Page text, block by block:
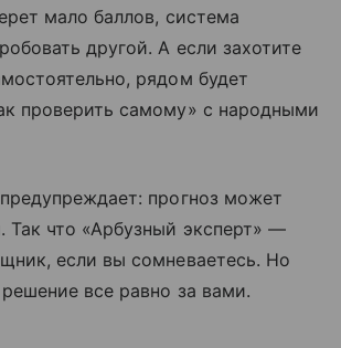
мало баллов, система
другой. А если захотите
рядом будет
проверить самому» с народными
прогноз может
Так что «Арбузный эксперт» —
если вы сомневаетесь. Но
все равно за вами.